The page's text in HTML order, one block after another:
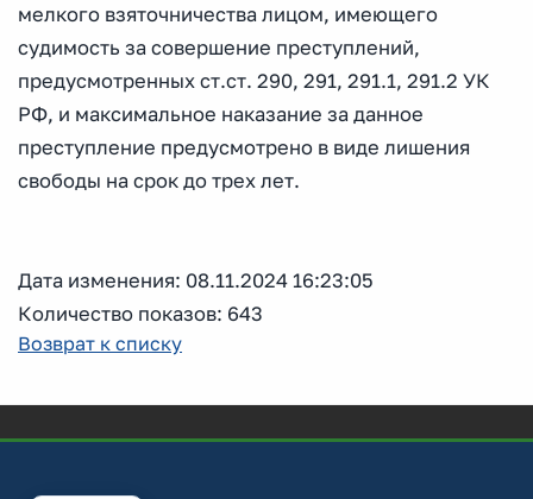
мелкого взяточничества лицом, имеющего
судимость за совершение преступлений,
предусмотренных ст.ст. 290, 291, 291.1, 291.2 УК
РФ, и максимальное наказание за данное
преступление предусмотрено в виде лишения
свободы на срок до трех лет.
Дата изменения: 08.11.2024 16:23:05
Количество показов: 643
Возврат к списку